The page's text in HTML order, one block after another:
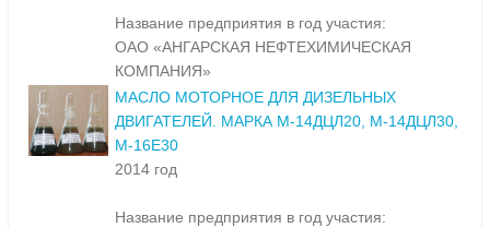
Название предприятия в год участия:
ОАО «АНГАРСКАЯ НЕФТЕХИМИЧЕСКАЯ
КОМПАНИЯ»
МАСЛО МОТОРНОЕ ДЛЯ ДИЗЕЛЬНЫХ
ДВИГАТЕЛЕЙ. МАРКА М-14ДЦЛ20, М-14ДЦЛ30,
М-16Е30
2014 год
Название предприятия в год участия: